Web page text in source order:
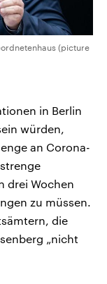
(picture
in Berlin
würden,
an Corona-
drei Wochen
zu müssen.
die
„nicht